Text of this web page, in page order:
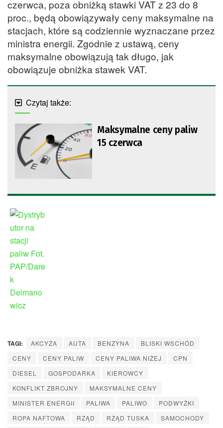
czerwca, poza obniżką stawki VAT z 23 do 8
proc., będą obowiązywały ceny maksymalne na
stacjach, które są codziennie wyznaczane przez
ministra energii. Zgodnie z ustawą, ceny
maksymalne obowiązują tak długo, jak
obowiązuje obniżka stawek VAT.
Czytaj także:
Maksymalne ceny paliw
15 czerwca
TAGI: AKCYZA AUTA BENZYNA
BLISKI WSCHÓD
CENY
CENY PALIW CENY PALIWA NIŻEJ
CPN
DIESEL
GOSPODARKA
KIEROWCY
KONFLIKT ZBROJNY
MAKSYMALNE CENY
MINISTER ENERGII
PALIWA PALIWO
PODWYŻKI
ROPA NAFTOWA
RZĄD RZĄD TUSKA
SAMOCHODY